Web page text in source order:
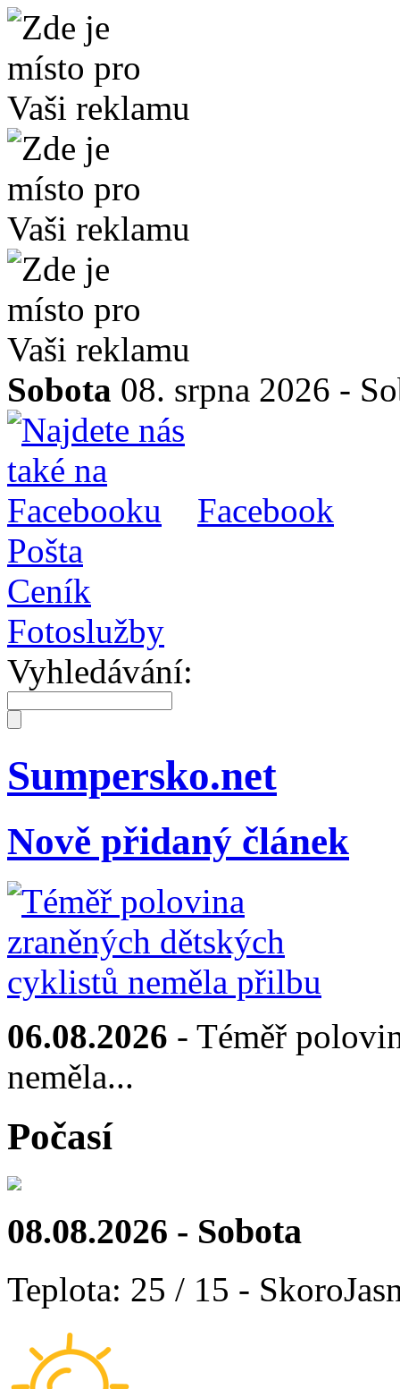
Sobota 08. srpna 2026 -
Facebook
Pošta
Ceník
Fotoslužby
Vyhledávání:
Sumpersko.net
Nově přidaný článek
06.08.2026 - Téměř
neměla...
Počasí
08.08.2026 - Sobota
Teplota: 25 / 15 -